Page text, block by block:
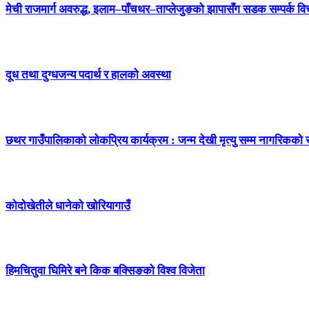
मेची राजमार्ग अवरुद्ध, इलाम–पाँचथर–ताप्लेजुङको झापासँग सडक सम्पर्क
दूध तथा दुग्धजन्य पदार्थ र हालको अवस्था
छथर गाउँपालिकाको लोकप्रिय कार्यक्रम : जन्म देखी मृत्यु सम्म नागरिकको
कोदोखेतीले धानेको खोरियागाउँ
हिमचितुवा घिमिरे बने किक बक्सिङको विश्व विजेता